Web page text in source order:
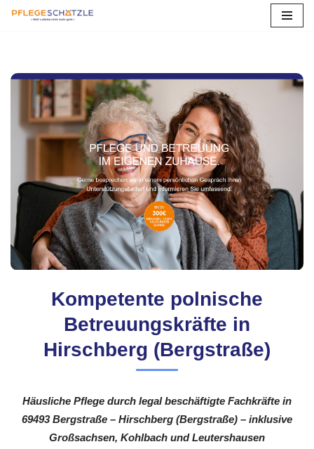
springen
Kompetente polnische
Betreuungskräfte in
Hirschberg (Bergstraße)
Häusliche Pflege durch legal beschäftigte Fachkräfte in
69493 Bergstraße – Hirschberg (Bergstraße) – inklusive
Großsachsen, Kohlbach und Leutershausen